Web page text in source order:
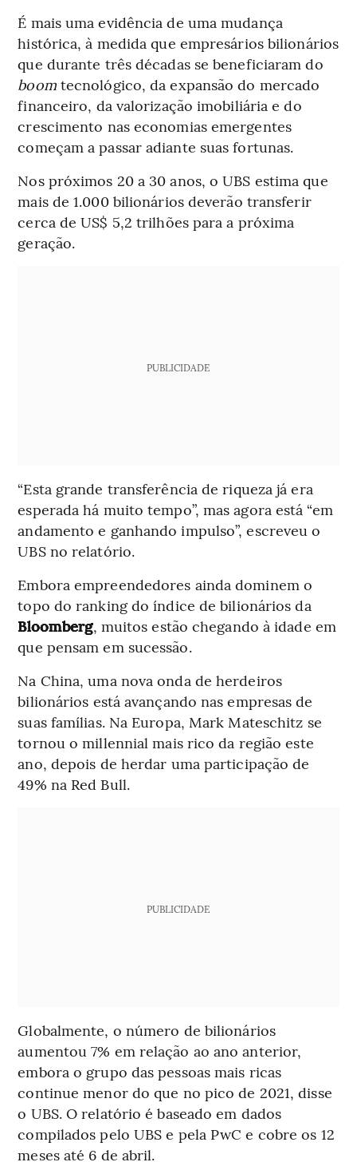
É mais uma evidência de uma mudança
histórica, à medida que empresários bilionários
que durante três décadas se beneficiaram do
boom tecnológico, da expansão do mercado
financeiro, da valorização imobiliária e do
crescimento nas economias emergentes
começam a passar adiante suas fortunas.
Nos próximos 20 a 30 anos, o UBS estima que
mais de 1.000 bilionários deverão transferir
cerca de US$ 5,2 trilhões para a próxima
geração.
PUBLICIDADE
“Esta grande transferência de riqueza já era
esperada há muito tempo”, mas agora está “em
andamento e ganhando impulso”, escreveu o
UBS no relatório.
Embora empreendedores ainda dominem o
topo do ranking do índice de bilionários da
Bloomberg, muitos estão chegando à idade em
que pensam em sucessão.
Na China, uma nova onda de herdeiros
bilionários está avançando nas empresas de
suas famílias. Na Europa, Mark Mateschitz se
tornou o millennial mais rico da região este
ano, depois de herdar uma participação de
49% na Red Bull.
PUBLICIDADE
Globalmente, o número de bilionários
aumentou 7% em relação ao ano anterior,
embora o grupo das pessoas mais ricas
continue menor do que no pico de 2021, disse
o UBS. O relatório é baseado em dados
compilados pelo UBS e pela PwC e cobre os 12
meses até 6 de abril.